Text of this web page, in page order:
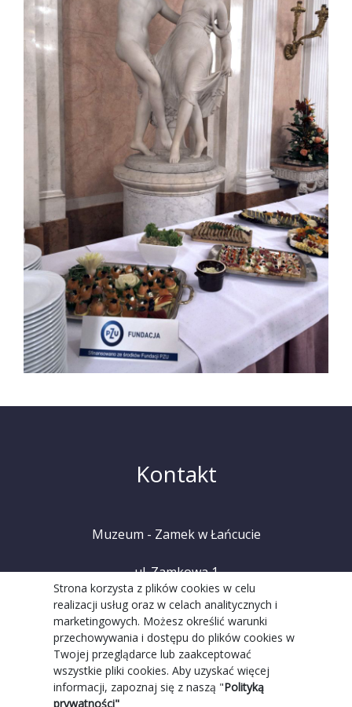
Strona korzysta z plików cookies w celu
realizacji usług oraz w celach analitycznych i
marketingowych. Możesz określić warunki
przechowywania i dostępu do plików cookies w
Twojej przeglądarce lub zaakceptować
wszystkie pliki cookies. Aby uzyskać więcej
informacji, zapoznaj się z naszą "Polityką
prywatności"
Kontakt
Muzeum - Zamek w Łańcucie
ul. Zamkowa 1
37-100 Łańcut
tel. +48 (17) 225 20 08